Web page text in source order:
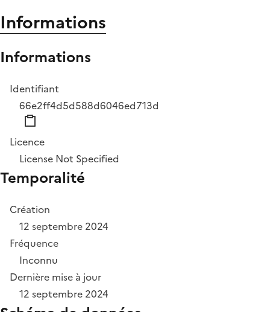
Informations
Informations
Identifiant
66e2ff4d5d588d6046ed713d
Licence
License Not Specified
Temporalité
Création
12 septembre 2024
Fréquence
Inconnu
Dernière mise à jour
12 septembre 2024